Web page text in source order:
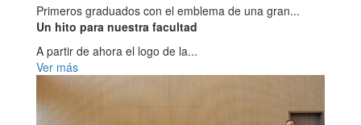
Primeros graduados con el emblema de una gran...
Un hito para nuestra facultad
A partir de ahora el logo de la...
Ver más